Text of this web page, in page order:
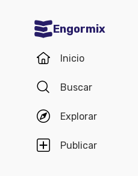
Engormix
Inicio
Buscar
Explorar
Publicar